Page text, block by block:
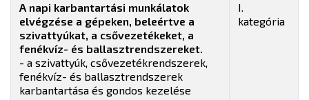
A napi karbantartási munkálatok
elvégzése a gépeken, beleértve a
szivattyúkat, a csővezetékeket, a
fenékvíz- és ballasztrendszereket.
- a szivattyúk, csővezetékrendszerek,
fenékvíz- és ballasztrendszerek
karbantartása és gondos kezelése
I.
kategória